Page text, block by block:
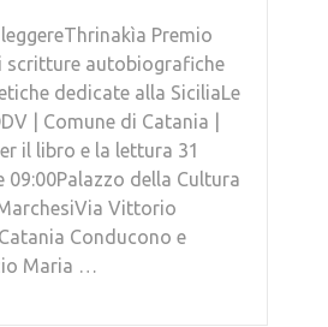
Premio
scritture autobiografiche
dedicate alla SiciliaLe
| Comune di Catania |
il libro e la lettura 31
09:00Palazzo della Cultura
Vittorio
Conducono e
Maria …